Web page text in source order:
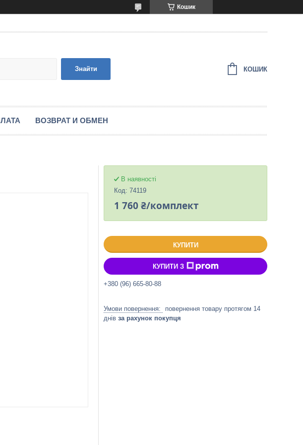
Кошик
Знайти КОШИК
ВОЗВРАТ И ОБМЕН
В наявності
Код: 74119
1 760 ₴/комплект
КУПИТИ
КУПИТИ З
+380 (96) 665-80-88
повернення товару протягом 14
днів за рахунок покупця